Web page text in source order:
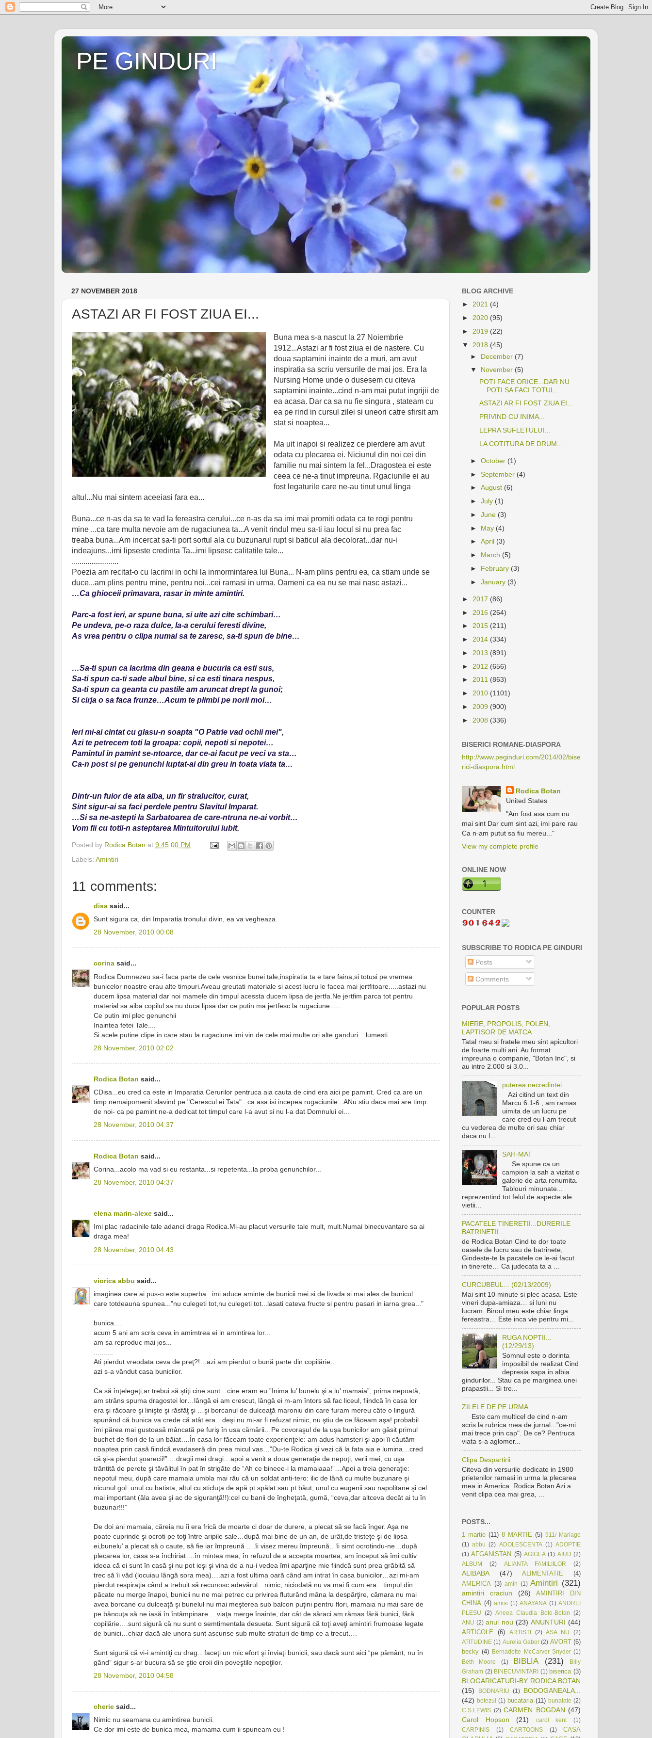
PE GINDURI
27 NOVEMBER 2018
ASTAZI AR FI FOST ZIUA EI...
Buna mea s-a nascut la 27 Noiembrie
1912...Astazi ar fi fost ziua ei de nastere. Cu
doua saptamini inainte de a muri, am avut
inspiratia sa scriu versurile de mai jos. Era la
Nursing Home unde o dusesem cu citeva
saptamini inainte...cind n-am mai putut ingrijii de
ea acasa. Dar ca sa nu fie singura , stateam cu
ea pe rind in cursul zilei si uneori catre sfirsit am
stat si noaptea...
Ma uit inapoi si realizez ce pierdere am avut
odata cu plecarea ei. Niciunul din noi cei din
familie nu mai sintem la fel...Dragostea ei este
ceea ce ne-a tinut impreuna. Rgaciunile ei au
fost legaturile care ne-au tinut unul linga
altul...Nu mai sintem aceeiasi fara ea...
Buna...ce n-as da sa te vad la fereastra cerului...ce n-as da sa imi mai promiti odata ca te rogi pentru
mine ...ca tare multa nevoie am de rugaciunea ta...A venit rindul meu sa-ti iau locul si nu prea fac
treaba buna...Am incercat sa-ti port sortul ala cu buzunarul rupt si baticul ala decolorat...dar nu-i
indeajuns...imi lipseste credinta Ta...imi lipsesc calitatile tale...
........................
Poezia am recitat-o cu lacrimi in ochi la inmormintarea lui Buna... N-am plins pentru ea, ca stiam unde se
duce...am plins pentru mine, pentru noi...cei ramasi in urma. Oameni ca ea nu se mai nasc astazi...
…Ca ghioceii primavara, rasar in minte amintiri.
Parc-a fost ieri, ar spune buna, si uite azi cite schimbari…
Pe undeva, pe-o raza dulce, la-a cerului feresti divine,
As vrea pentru o clipa numai sa te zaresc, sa-ti spun de bine…
…Sa-ti spun ca lacrima din geana e bucuria ca esti sus,
Sa-ti spun ca-ti sade albul bine, si ca esti tinara nespus,
Sa-ti spun ca geanta cu pastile am aruncat drept la gunoi;
Si cirja o sa faca frunze…Acum te plimbi pe norii moi…
Ieri mi-ai cintat cu glasu-n soapta "O Patrie vad ochii mei",
Azi te petrecem toti la groapa: copii, nepoti si nepotei…
Pamintul in pamint se-ntoarce, dar ce-ai facut pe veci va sta…
Ca-n post si pe genunchi luptat-ai din greu in toata viata ta…
Dintr-un fuior de ata alba, un fir stralucitor, curat,
Sint sigur-ai sa faci perdele pentru Slavitul Imparat.
…Si sa ne-astepti la Sarbatoarea de care-ntruna ne-ai vorbit…
Vom fii cu totii-n asteptarea Mintuitorului iubit.
Posted by Rodica Botan at 9:45:00 PM
Labels: Amintiri
11 comments:
disa said...
Sunt sigura ca, din Imparatia tronului divin, ea va vegheaza.
28 November, 2010 00:08
corina said...
Rodica Dumnezeu sa-i faca parte de cele vesnice bunei tale,inspiratia ta e tare faina,si totusi pe vremea
bunicelor noastre erau alte timpuri.Aveau greutati materiale si acest lucru le facea mai jertfitoare.....astazi nu
ducem lipsa material dar noi mamele din timpul acessta ducem lipsa de jertfa.Ne jertfim parca tot pentru
material sa aiba copilul sa nu duca lipsa dar ce putin ma jertfesc la rugaciune......
Ce putin imi plec genunchii
Inaintea fetei Tale....
Si acele putine clipe in care stau la rugaciune imi vin de cele mai multe ori alte ganduri....lumesti....
28 November, 2010 02:02
Rodica Botan said...
CDisa...eu cred ca este in Imparatia Cerurilor pentruca aia cauta de cind era aici pe pamint. Cred ca are un
timp nemaipomenit slavind pe "Cerescul ei Tata"...ca asa isi incepea rugaciunile...ANu stiu daca mai are timp
de noi- ca pe pamint ne-a dedicat tot timpul care l-a avut si nu l-a dat Domnului ei...
28 November, 2010 04:37
Rodica Botan said...
Corina...acolo ma vad si eu restanta...si repetenta...la proba genunchilor...
28 November, 2010 04:37
elena marin-alexe said...
Imi plac radacinile tale adanci draga Rodica.Mi-au placut versurile tale mult, mult.Numai binecuvantare sa ai
draga mea!
28 November, 2010 04:43
viorica abbu said...
imaginea care ai pus-o este superba...imi aduce aminte de bunicii mei si de livada si mai ales de bunicul
care totdeauna spunea..."nu culegeti tot,nu culegeti tot...lasati cateva fructe si pentru pasari in iarna grea..."
bunica....
acum 5 ani am scris ceva in amimtrea ei in amintirea lor...
am sa reproduc mai jos...
Ati pierdut vreodata ceva de preţ?!…azi am pierdut o bună parte din copilărie…
azi s-a vândut casa bunicilor.
Ca să înţelegeţi,ar trebui să ştiţi cine sunt…cine eram eu.”Inima lu’ bunelu şi a lu’ mamaia”, prima nepoată,
am strâns spuma dragostei lor…lângă ei am crescut, lângă ei m-am întors să fac liceul, fiindcă în casa lor
era şi răcoare şi linişte şi răsfăţ şi …şi borcanul de dulceaţă maroniu din care furam mereu câte o lingură
spunând că bunica va crede că atât era…deşi nu mi-ar fi refuzat nimic, nu ştiu de ce făceam aşa! probabil
îmi părea mai gustoasă mâncată pe furiş în usa cămării…Pe covoraşul de la ușa bunicilor am găsit primul
buchet de flori de la un băiat….În casa lor făceam toate experienţele: am adus hamsteri şi apoi îi căutăm
noaptea prin casă fiindcă evadaseră din prea micul vas…”Du-te Rodica şi vezi că la fata aia e lumina…cred
că şi-a pierdut şoarecii!” …dragii mei dragi…apoi a venit a doua generaţie de nepoţi, verii mei, cu uşa
trântită de perete şi tăvălitul în pat în strigăte de “Ah ce bineee-i la mamaiaaa!”…Apoi a treia generaţie:
nepotul meu, după care mamaia umbla mai rău că un soldat anti-tero: ilic de lână cu multe buzunare şi
nicunul gol: unul cu batista, altul cu sticluţa de apă pt spălat sau pt băut, unul cu eugenii sau napolitane şi cel
mai important (ăla avea şi ac de siguranţă!!):cel cu banii de îngheţată, gumă, “ceva,dar altceva decât ai tu în
buzunar!!!”
De doi ani mamaia, căreia nu îi era frică de moarte ci doar de durere, a plecat să se facă înger. Aşa ne
poate cuprinde şi ocroti pe toţi între aripile sale…după mai bine de un an, de urât,de tristeţe şi de lipsa
ei,bunelu’ a plecat să o caute, să fie iar împreună ….îi visez mereu împreună…îi simt ocrotindu-ne…după
plecarea lor, casa s-a închiriat….în mintea mea, în refuzul de a accepta moartea, am început să îmi cultiv
ideea că ei sunt în casă şi nu pot ieşi şi vina de a nu-i vedea îmi aparţine mie fiindcă sunt prea grăbită să
trec să îi văd (locuiau lângă sora mea)….azi a fost ultima oară când am intrat în casa bunicilor…azi mi-am
pierdut respiraţia când a trebuit să recunosc adevărul…nimic, niciodată nu va mai fi cum era…timpul din
păcate nu merge înapoi, bunicii nu ne mai petrec cu privirea fluturând mâna la despărţire, cămara nu mai
avea borcane cu dulceaţă şi bunelul nu mai meşterea sub balcon puţini pentru flori, mamaia nu mai sare de
pe băncuţa să ne iasă în întâmpinare….viaţa merge înainte, dar cât de săraci am rămas fără bunici, fără
copilărie….sunt sigură că nu sunt o semtimentala desueta. Sunt sigură că toţi aveţi amintiri frumoase legate
de bunici…chiar dacă ale unora sunt ascunse sub multe straturi de timp ce a trecut….
Sunt sigură că vi-i amintiţi cu drag…faceţi un mic efort şi înviaţi bunicii, sau dacă sunt aici “pe pământ, nu în
gând” sigur s-ar bucura să se ştie eroii din poveştile nepoţilor.
28 November, 2010 04:58
cherie said...
Nimic nu seamana cu amintirea bunicii.
Ce dor imi este de bunica mea, mamama cum ii spuneam eu !
BLOG ARCHIVE
► 2021 (4)
► 2020 (95)
► 2019 (22)
▼ 2018 (45)
► December (7)
▼ November (5)
POTI FACE ORICE...DAR NU
POTI SA FACI TOTUL...
ASTAZI AR FI FOST ZIUA EI...
PRIVIND CU INIMA...
LEPRA SUFLETULUI...
LA COTITURA DE DRUM...
►October (1)
►September (4)
►August (6)
►July (1)
►June (3)
► May (4)
►April (3)
► March (5)
► February (3)
►January (3)
► 2017 (86)
► 2016 (264)
► 2015 (211)
► 2014 (334)
► 2013 (891)
► 2012 (656)
► 2011 (863)
► 2010 (1101)
► 2009 (900)
► 2008 (336)
BISERICI ROMANE-DIASPORA
http://www.peginduri.com/2014/02/bise
rici-diaspora.html
Rodica Botan
United States
"Am fost asa cum nu
mai sint Dar cum sint azi, imi pare rau
Ca n-am putut sa fiu mereu..."
View my complete profile
ONLINE NOW
COUNTER
SUBSCRIBE TO RODICA PE GINDURI
Posts
Comments
POPULAR POSTS
MIERE, PROPOLIS, POLEN,
LAPTISOR DE MATCA
Tatal meu si fratele meu sint apicultori
de foarte multi ani. Au format
impreuna o companie, "Botan Inc", si
au intre 2.000 si 3.0...
puterea necredintei
Azi citind un text din
Marcu 6:1-6 , am ramas
uimita de un lucru pe
care cred eu l-am trecut
cu vederea de multe ori sau chiar
daca nu l...
SAH-MAT
Se spune ca un
campion la sah a vizitat o
galerie de arta renumita.
Tablouri minunate...
reprezentind tot felul de aspecte ale
vietii...
PACATELE TINERETII...DURERILE
BATRINETII...
de Rodica Botan Cind te dor toate
oasele de lucru sau de batrinete,
Gindeste-te la pacatele ce le-ai facut
in tinerete… Ca judecata ta a ...
CURCUBEUL... (02/13/2009)
Mai sint 10 minute si plec acasa. Este
vineri dupa-amiaza… si luni nu
lucram. Biroul meu este chiar linga
fereastra… Este inca vie pentru mi...
RUGA NOPTII...
(12/29/13)
Somnul este o dorinta
imposibil de realizat Cind
depresia sapa in albia
gindurilor... Stau ca pe marginea unei
prapastii... Si tre...
ZILELE DE PE URMA...
Este cam multicel de cind n-am
scris la rubrica mea de jurnal..."ce-mi
mai trece prin cap". De ce? Pentruca
viata s-a aglomer...
Clipa Despartirii
Citeva din versurile dedicate in 1980
prietenilor ramasi in urma la plecarea
mea in America. Rodica Botan Azi a
venit clipa cea mai grea, ...
POSTS...
1 martie (11) 8 MARTIE (5) 911/ Mariage
(1) abbu (2) ADOLESCENTA (1) ADOPTIE
(1) AFGANISTAN (5) AGIGEA (1) AIUD (2)
ALBUM
(2) ALIANTA FAMILIILOR (2)
ALIBABA (47) ALIMENTATIE
(4)
AMERICA (3) amin (1) Amintiri (321)
amintiri craciun (26)
AMINTIRI DIN
CHINA (4) amisi (1) ANAYANA (1) ANDREI
PLESU
(2) Aneea Claudia Bote-Botan
(2)
ANU (2) anul nou (23) ANUNTURI (44)
ARTICOLE (6) ARTISTI (2) ASA NU
(2)
ATITUDINE (1) Aurelia Gabor (2) AVORT (6)
becky (4) Bernadette McCarver Snyder (1)
Beth Moore
(1) BIBLIA (231)
Billy
Graham (2) BINECUVINTARI (1) biserica (3)
BLOGARICATURI-BY RODICA BOTAN
(15)
BODNARIU (1)
BODOGANEALA...
(42) botezul (1) bucataria (11) bunatate (2)
C.S.LEWIS (2) CARMEN BOGDAN (47)
Carol Hopson
(21) carol kent
(1)
CARPINIS
(1) CARTOONS (1)
CASA